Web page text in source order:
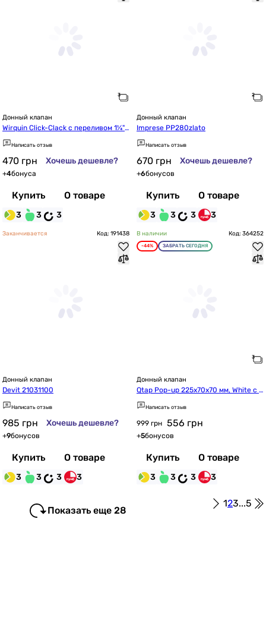
Донный клапан
Wirquin Click-Clack с переливом 1¼"
76-93мм (9545800)
Написать отзыв
470 грн Хочешь дешевле?
+4бонуса
Купить О товаре
3 3 3
Донный клапан
Imprese PP280zlato
Написать отзыв
670 грн Хочешь дешевле?
+6бонусов
Купить О товаре
3 3 3 3
Заканчивается Код: 191438
Донный клапан
Devit 21031100
Написать отзыв
985 грн Хочешь дешевле?
+9бонусов
Купить О товаре
3 3 3 3
В наличии Код: 364252
-44% ЗАБРАТЬ СЕГОДНЯ
Донный клапан
Qtap Pop-up 225х70х70 мм, White с п
ереливом QT066PU02OW
Написать отзыв
999 грн 556 грн
+5бонусов
Купить О товаре
3 3 3 3
Показать еще 28
123...5